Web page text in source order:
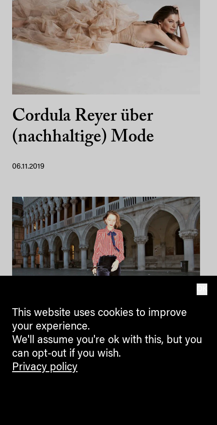
Cordula Reyer über
(nachhaltige) Mode
06.11.2019
Die VinTAGE der
Judith Bradlwarter
This website uses cookies to improve
your experience.
We'll assume you're ok with this, but you
can opt-out if you wish.
Privacy policy